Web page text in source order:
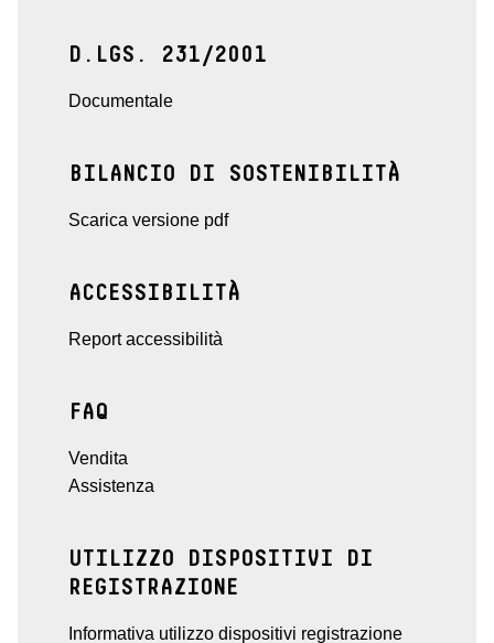
D.LGS. 231/2001
Documentale
BILANCIO DI SOSTENIBILITÀ
Scarica versione pdf
ACCESSIBILITÀ
Report accessibilità
FAQ
Vendita
Assistenza
UTILIZZO DISPOSITIVI DI
REGISTRAZIONE
Informativa utilizzo dispositivi registrazione